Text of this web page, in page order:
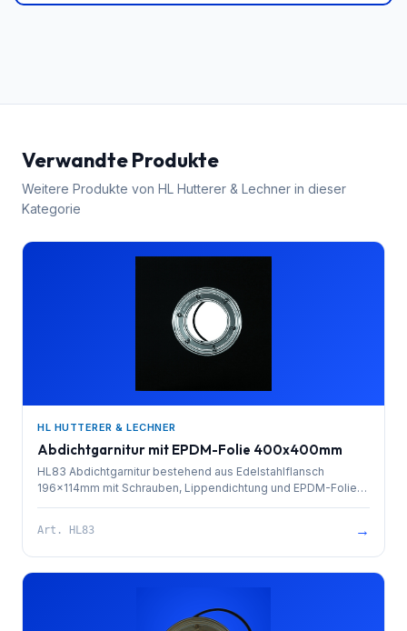
Verwandte Produkte
Weitere Produkte von HL Hutterer & Lechner in dieser
Kategorie
HL HUTTERER & LECHNER
Abdichtgarnitur mit EPDM-Folie 400x400mm
HL83 Abdichtgarnitur bestehend aus Edelstahlflansch
196x114mm mit Schrauben, Lippendichtung und EPDM-Folie
400x400mm
Art. HL83 →